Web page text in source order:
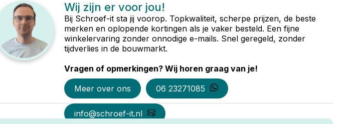
Wij zijn er voor jou!
Bij Schroef-it sta jij voorop. Topkwaliteit, scherpe prijzen, de beste
merken en oplopende kortingen als je vaker besteld. Een fijne
winkelervaring zonder onnodige e-mails. Snel geregeld, zonder
tijdverlies in de bouwmarkt.
Vragen of opmerkingen? Wij horen graag van je!
Meer over ons
06 23271085
info@schroef-it.nl